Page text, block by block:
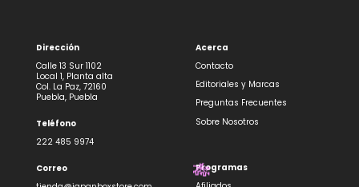
Dirección
Calle 13 Sur 1102
Local 1, Planta alta
Col. La Paz, 72160
Puebla, Puebla
Teléfono
222 485 9974
Correo
Acerca
Contacto
Editoriales y Marcas
Preguntas Frecuentes
Sobre Nosotros
Programas
🎋